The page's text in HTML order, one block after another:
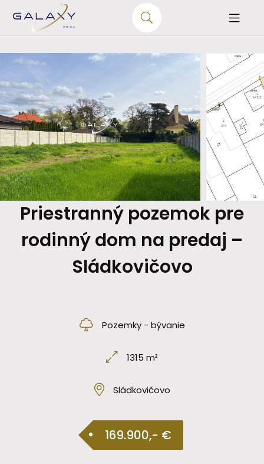
Priestranný pozemok pre
rodinný dom na predaj –
Sládkovičovo
Pozemky - bývanie
1315 m²
Sládkovičovo
169.900,- €